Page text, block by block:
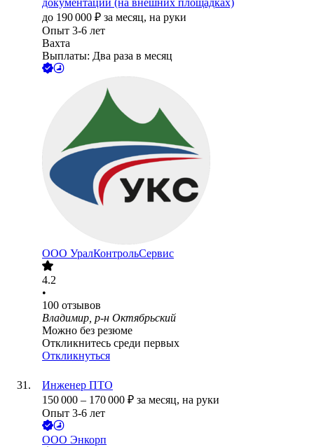
документации (на внешних площадках)
до 190 000 ₽ за месяц, на руки
Опыт 3-6 лет
Вахта
Выплаты: Два раза в месяц
ООО УралКонтрольСервис
4.2
•
100 отзывов
Владимир, р-н Октябрьский
Можно без резюме
Откликнитесь среди первых
Откликнуться
Инженер ПТО
150 000 – 170 000 ₽ за месяц, на руки
Опыт 3-6 лет
ООО Энкорп